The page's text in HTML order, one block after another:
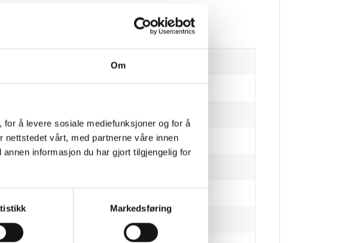
Om
å levere sosiale mediefunksjoner og for å
vårt, med partnerne våre innen
informasjon du har gjort tilgjengelig for
Markedsføring
lampe)